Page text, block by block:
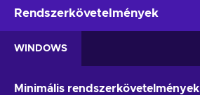
Rendszerkövetelmények
WINDOWS
Minimális rendszerkövetelmények